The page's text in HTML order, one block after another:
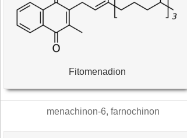
Fitomenadion
menachinon-6, farnochinon